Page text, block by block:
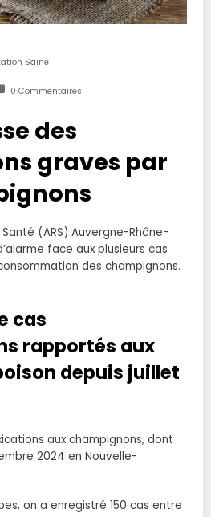
Saine
0 Commentaires
des
graves par
(ARS) Auvergne-Rhône-
face aux plusieurs cas
des champignons.
cas
rapportés aux
depuis juillet
aux champignons, dont
2024 en Nouvelle-
on a enregistré 150 cas entre